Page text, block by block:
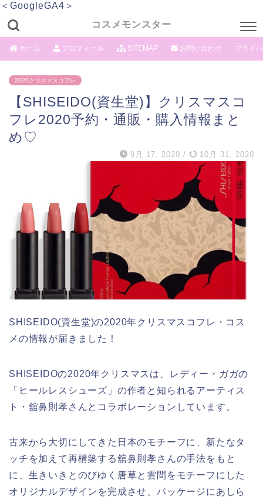
＜GoogleGA4＞
コスメモンスター
ホーム プロフィール SITEMAP お問い合わせ プライ
2020クリスマスコフレ
【SHISEIDO(資生堂)】クリスマスコ
フレ2020予約・通販・購入情報まと
め♡
9月 17, 2020 / 10月 31, 2020
SHISEIDO(資生堂)の2020年クリスマスコフレ・コス
メの情報が届きました！
SHISEIDOの2020年クリスマスは、レディー・ガガの
「ヒールレスシューズ」の作者と知られるアーティス
ト・舘鼻則孝さんとコラボレーションしています。
古来から大切にしてきた日本のモチーフに、新たなタ
ッチを加えて再構築する舘鼻則孝さんの手法をもと
に、生きいきとのびゆく唐草と雲間をモチーフにした
オリジナルデザインを完成させ、パッケージにあしら